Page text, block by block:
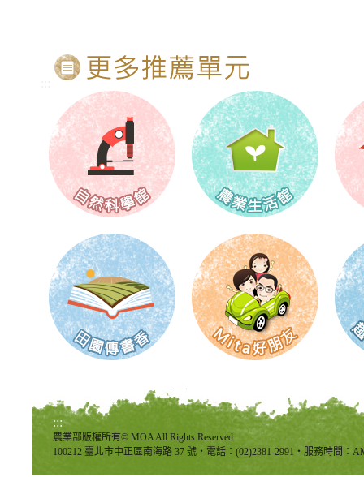
:::
農業部版權所有© MOA All Rights Reserved
100212 臺北市中正區南海路 37 號‧電話：(02)2381-2991‧服務時間：